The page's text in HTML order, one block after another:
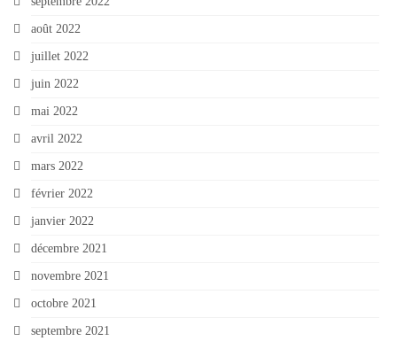
août 2022
juillet 2022
juin 2022
mai 2022
avril 2022
mars 2022
février 2022
janvier 2022
décembre 2021
novembre 2021
octobre 2021
septembre 2021